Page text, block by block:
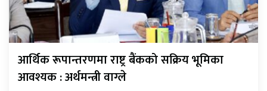
आर्थिक रूपान्तरणमा राष्ट्र बैंकको सक्रिय भूमिका
आवश्यक : अर्थमन्त्री वाग्ले